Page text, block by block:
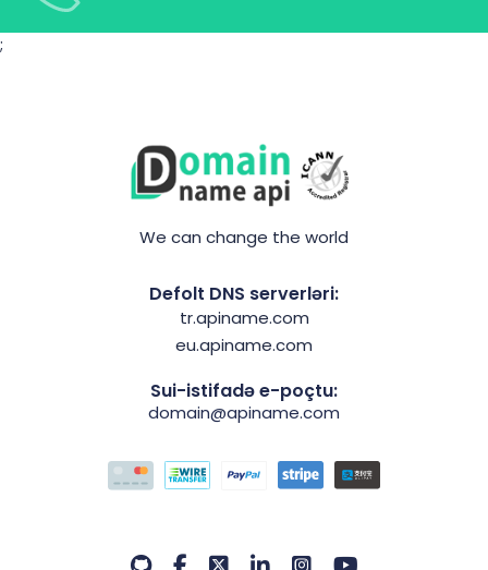
;
We can change the world
Defolt DNS serverləri:
tr.apiname.com
eu.apiname.com
Sui-istifadə e-poçtu:
domain@apiname.com